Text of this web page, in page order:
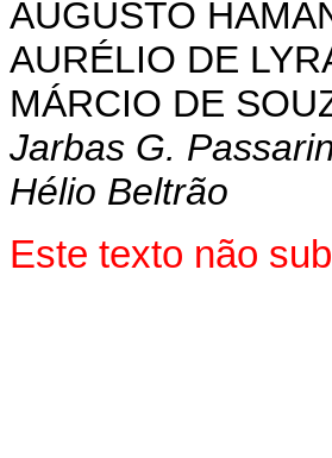
AUGUSTO
AURÉLIO DE
MÁRCIO DE
Jarbas G.
Hélio Beltrão
Este texto não